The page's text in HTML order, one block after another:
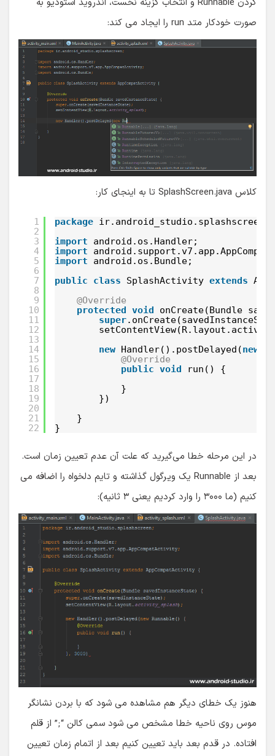
صورت خودکار متد run را ایجاد می کند:
کلاس SplashScreen.java تا به اینجای کار:
1
2
3
4
5
6
7
8
9
10
11
12
13
14
15
16
17
18
19
20
21
22
package ir.android_studio.splashscreen;
import
android.os.Handler;
import
import
android.os.Bundle;
public
class SplashActivity extends
@Override
protected void
onCreate(Bundle
super
new Handler().postDelayed(new
@Override
public void
run() {
}
})
}
}
در این مرحله خطا می‌گیرید که علت آن عدم تعیین زمان است.
بعد از Runnable یک ویرگول گذاشته و تایم دلخواه را اضافه می
کنیم (ما ۳۰۰۰ را وارد کردیم یعنی ۳ ثانیه):
هنوز یک خطای دیگر هم مشاهده می شود که با بردن نشانگر
موس روی ناحیه خطا مشخص می شود سمی کالن “;” از قلم
افتاده. در قدم بعد باید تعیین کنیم بعد از اتمام زمان تعیین